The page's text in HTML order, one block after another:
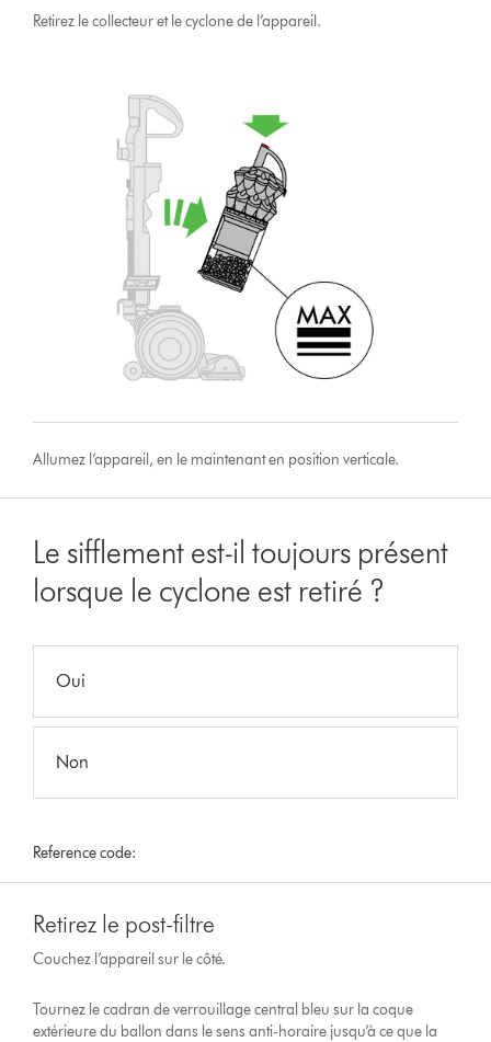
Retirez le collecteur et le cyclone de l’appareil.
Allumez l’appareil, en le maintenant en position verticale.
Le sifflement est-il toujours présent
lorsque le cyclone est retiré ?
Oui
Non
Reference code:
Retirez le post-filtre
Couchez l’appareil sur le côté.
Tournez le cadran de verrouillage central bleu sur la coque
extérieure du ballon dans le sens anti-horaire jusqu’à ce que la